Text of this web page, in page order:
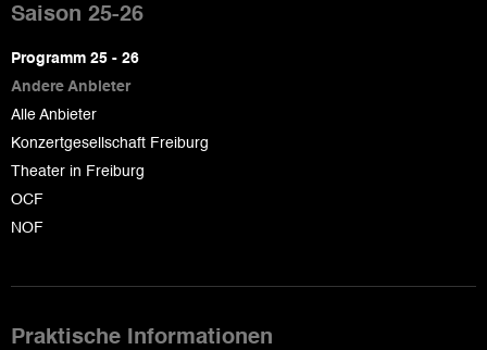
de
page
Saison 25-26
Programm 25 - 26
Andere Anbieter
Alle Anbieter
Konzertgesellschaft Freiburg
Theater in Freiburg
OCF
NOF
Praktische Informationen